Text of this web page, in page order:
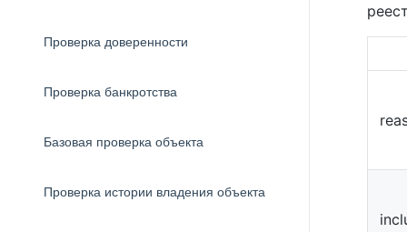
Проверка доверенности
Проверка банкротства
Базовая проверка объекта
Проверка истории владения объекта